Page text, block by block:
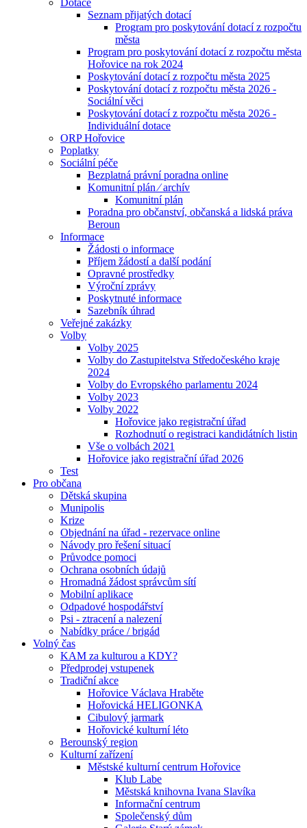
Dotace
Seznam přijatých dotací
Program pro poskytování dotací z rozpočtu
města
Program pro poskytování dotací z rozpočtu města
Hořovice na rok 2024
Poskytování dotací z rozpočtu města 2025
Poskytování dotací z rozpočtu města 2026 -
Sociální věci
Poskytování dotací z rozpočtu města 2026 -
Individuální dotace
ORP Hořovice
Poplatky
Sociální péče
Bezplatná právní poradna online
Komunitní plán ⁄ archív
Komunitní plán
Poradna pro občanství, občanská a lidská práva
Beroun
Informace
Žádosti o informace
Příjem žádostí a další podání
Opravné prostředky
Výroční zprávy
Poskytnuté informace
Sazebník úhrad
Veřejné zakázky
Volby
Volby 2025
Volby do Zastupitelstva Středočeského kraje
2024
Volby do Evropského parlamentu 2024
Volby 2023
Volby 2022
Hořovice jako registrační úřad
Rozhodnutí o registraci kandidátních listin
Vše o volbách 2021
Hořovice jako registrační úřad 2026
Test
Pro občana
Dětská skupina
Munipolis
Krize
Objednání na úřad - rezervace online
Návody pro řešení situací
Průvodce pomoci
Ochrana osobních údajů
Hromadná žádost správcům sítí
Mobilní aplikace
Odpadové hospodářství
Psi - ztracení a nalezení
Nabídky práce / brigád
Volný čas
KAM za kulturou a KDY?
Předprodej vstupenek
Tradiční akce
Hořovice Václava Hraběte
Hořovická HELIGONKA
Cibulový jarmark
Hořovické kulturní léto
Berounský region
Kulturní zařízení
Městské kulturní centrum Hořovice
Klub Labe
Městská knihovna Ivana Slavíka
Informační centrum
Společenský dům